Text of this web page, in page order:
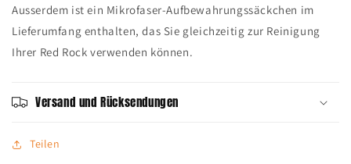
Ausserdem ist ein Mikrofaser-Aufbewahrungssäckchen im
Lieferumfang enthalten, das Sie gleichzeitig zur Reinigung
Ihrer Red Rock verwenden können.
Versand und Rücksendungen
Teilen